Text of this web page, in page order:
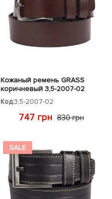
Кожаный ремень GRASS
коричневый 3,5-2007-02
Код:3,5-2007-02
747 грн 830 грн
SALE